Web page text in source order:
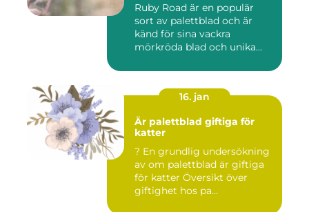
Ruby Road är en populär
sort av palettblad och är
känd för sina vackra
mörkröda blad och unika
16. jan
Är palettblad giftiga för
katter
? En grundlig undersökning
av om palettblad är giftiga
för katter Översikt över
giftighet hos pa...